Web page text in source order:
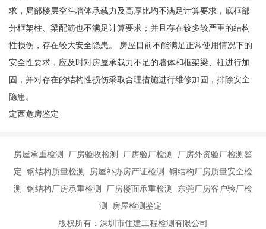
求，局部楼层空斗墙体承载力及高厚比均不满足计算要求，底框部
分框架柱、梁配筋也不满足计算要求；并且存在较多较严重的结构
性损伤，存在较大安全隐患。 房屋目前不能满足正常使用情况下的
安全性要求，应及时对房屋承载力不足的墙体和框架梁、柱进行加
固，并对存在的结构性损伤采取合理措施进行维修加固，排除安全
隐患。
定西危房鉴定
房屋承重检测 厂房验收检测 厂房验厂检测 厂房外资验厂检测鉴
定 钢结构质量检测 房屋补办房产证检测 钢结构厂房质量安全检
测 钢结构厂房承重检测 厂房楼面承重检测 东莞厂房客户验厂检
测 房屋检测鉴定
版权所有：深圳市住建工程检测有限公司